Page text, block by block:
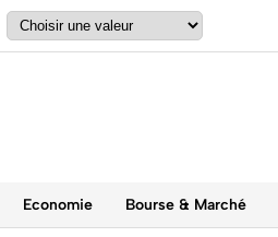
Economie Bourse & Marché